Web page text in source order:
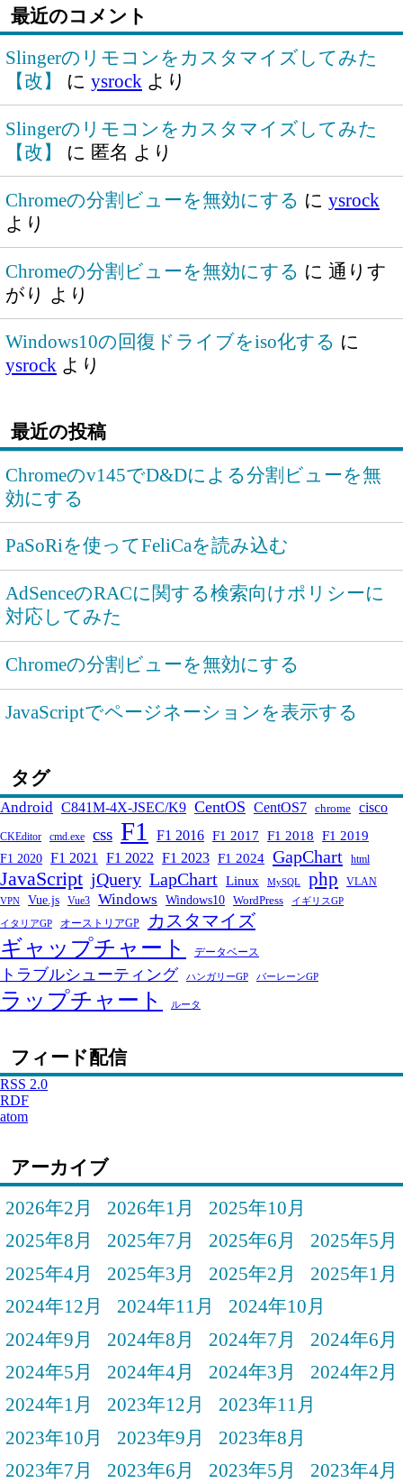
最近のコメント
Slingerのリモコンをカスタマイズしてみた
【改】
に ysrockより
Slingerのリモコンをカスタマイズしてみた
【改】
に 匿名 より
Chromeの分割ビューを無効にする に ysrock
より
Chromeの分割ビューを無効にする に 通りす
がり より
Windows10の回復ドライブをiso化する に
ysrockより
最近の投稿
Chromeのv145でD&Dによる分割ビューを無
効にする
PaSoRiを使ってFeliCaを読み込む
AdSenceのRACに関する検索向けポリシーに
対応してみた
Chromeの分割ビューを無効にする
JavaScriptでページネーションを表示する
タグ
Android C841M-4X-JSEC/K9 CentOS CentOS7 chrome cisco
CKEditor cmd.exe css F1 F1 2016 F1 2017 F1 2018 F1 2019
F1 2020 F1 2021 F1 2022 F1 2023 F1 2024 GapChart html
JavaScript jQuery LapChart Linux MySQL php VLAN
VPN Vue.js Vue3 Windows Windows10 WordPress イギリスGP
イタリアGP オーストリアGP カスタマイズ
ギャップチャート データベース
トラブルシューティング ハンガリーGP バーレーンGP
ラップチャート ルータ
フィード配信
RSS 2.0
RDF
atom
アーカイブ
2026年2月
2026年1月
2025年10月
2025年8月
2025年7月 2025年6月
2025年5月
2025年4月
2025年3月 2025年2月
2025年1月
2024年12月
2024年11月
2024年10月
2024年9月
2024年8月 2024年7月
2024年6月
2024年5月
2024年4月 2024年3月
2024年2月
2024年1月
2023年12月
2023年11月
2023年10月
2023年9月
2023年8月
2023年7月
2023年6月 2023年5月
2023年4月